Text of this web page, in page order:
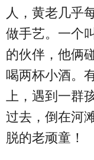
人，黄老几乎
做手艺。一个
的伙伴，他俩
喝两杯小酒。
上，遇到一群
过去，倒在河
脱的老顽童！